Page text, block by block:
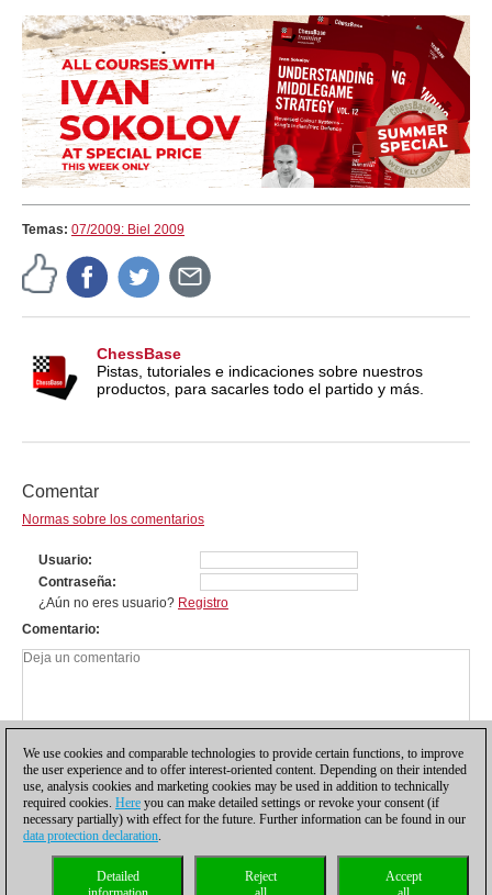
Temas: 07/2009: Biel 2009
ChessBase
Pistas, tutoriales e indicaciones sobre nuestros
productos, para sacarles todo el partido y más.
Comentar
Normas sobre los comentarios
Usuario
Contraseña
¿Aún no eres usuario? Registro
Comentario
Política de privacidad |Para contactar Cookies Management
Licencias
Compliance Hotline
We use cookies and comparable technologies to provide certain functions, to improve
the user experience and to offer interest-oriented content. Depending on their intended
use, analysis cookies and marketing cookies may be used in addition to technically
required cookies. Here you can make detailed settings or revoke your consent (if
necessary partially) with effect for the future. Further information can be found in our
data protection declaration.
Accept
Reject
Detailed